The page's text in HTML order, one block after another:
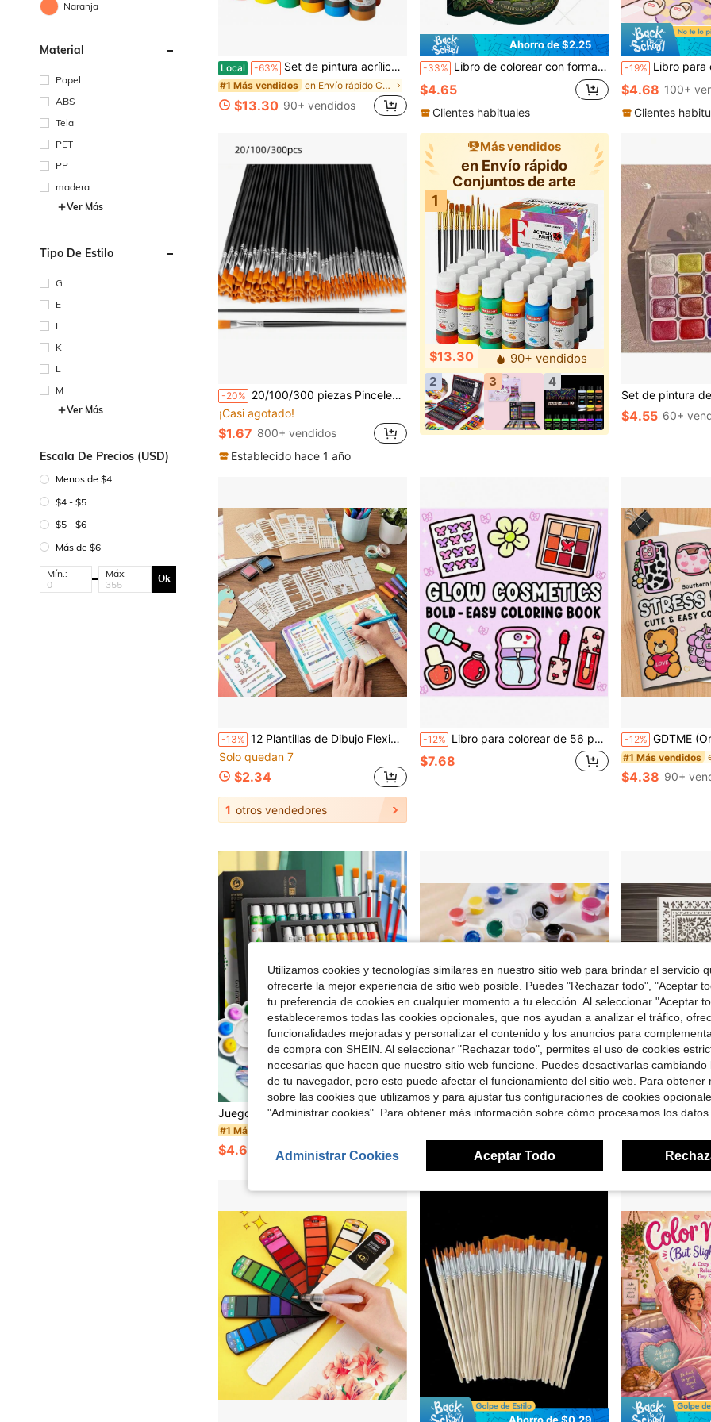
Naranja
Material
Papel
ABS
Tela
PET
PP
madera
Ver Más
Tipo De Estilo
G
E
I
K
L
M
Ver Más
Escala De Precios (USD)
Menos de $4
$4 - $5
$5 - $6
Más de $6
Mín.: Máx: Ok
Local -63% Set de pintura acrílica Fantastory (24 x 2 Oz) con 12 pinceles - Pinturas acrílicas navideñas resistentes a la decoloración e impermeables para vidrio, lienzo, madera, cerámica, maquetas - Ideal para principiantes, estudiantes de arte, artistas aficionados, vuelta al cole, útiles escolares
#1 Más vendidos en Envío rápido Conjuntos de arte
$13.30 90+ vendidos
Ahorro de $2.25
-33% Libro de colorear con formas de Jardín Secreto para adultos, adolescentes y niños, con motivos florales botánicos vintage, páginas de colorear con impresión grande y fácil, libro de dibujo portátil para viajes, alivio del estrés y mindfulness, actividad artística relajante, regalo ideal para cumpleaños, Día de la Madre, vacaciones y regreso a clases
$4.65
Clientes habituales
-19% Libro para colorear DIARIOS FEMENINOS para adultos y adolescentes, diseños grandes, minimalistas y fáciles para ayudarte a relajarte, incluye patrones cómodos
$4.68 100+
Clientes
-20% 20/100/300 piezas Pinceles de pintura de nailon negro con punta plana y redonda, juego profesional de pinceles de pintura acrílica para pintura al óleo, acuarela, artista de rostro, ideal para artistas y aficionados. Perfecto para pintura acrílica, pintura al óleo, acuarela, lienzo, arte de rocas y arte de uñas.
¡Casi agotado!
$1.67 800+ vendidos
Establecido hace 1 año
Más vendidos
en Envío rápido
Conjuntos de arte
1
$13.30
90+ vendidos
2
3 4
$4.55 60+
-13% 12 Plantillas de Dibujo Flexibles, Plantillas de Cuadrícula Reutilizables, Perfectas para Cuadernos, Notas Creativas, Hacer Listas, Planificadores Diarios, Calendarios y Recambios de Carpetas. Herramienta Esencial para Notas Escritas a Mano.
Solo quedan 7
$2.34
1 otros vendedores
-12% Libro para colorear de 56 páginas para adultos y niños, con diseños audaces y sencillos, perfecto para relajarse, incluye maquillaje, cosméticos y cuidado de la piel (Colorear audaz y sencillo), actividad de manualidades para colorear, patrones exquisitos y líneas claras, de vuelta a la escuela, útiles escolares.
$7.68
-12% GDTME (Original, Papel grueso mejorado, 120g Páginas interiores gruesas, Versión 2025, 7.9*7.9 pulgadas, 24 Páginas, Impresión de un solo
#1 Más vendidos
$4.38 90+
Juego de Pintura Acrílica de 24/18/12 Colores 5ML, Pintura Acrílica de 24 Colores, No se Desvanece, Pigmento Rico, Adecuado para Principiantes, Estudiantes, Adultos, Artistas, Aplicable a Artesanías en Lienzo, Pintura en Madera, Artesanías en Vidrio, Pared, Pintura en Ropa, Temporada de Regreso a la Escuela
#1 Más vendidos
$4.69 200+ vendidos
-16% Juego de 12 colores de pintura acrílica (incluye 2 pinceles) - Pintura acuarela, pintura en piedras DIY, pintura en cerámica, adecuado para manualidades, juguetes, decoraciones, artículos para el hogar, útiles escolares
$3.10
-12% Plantilla de borde de damasco floral, patrón de marco decorativo vintage, reutilizable,
Ahorro de $0.29
Utilizamos cookies y tecnologías similares en nuestro sitio web para brindar el servicio
ofrecerte la mejor experiencia de sitio web posible. Puedes "Rechazar todo", "Aceptar
tu preferencia de cookies en cualquier momento a tu elección. Al seleccionar "Aceptar
estableceremos todas las cookies opcionales, que nos ayudan a analizar el tráfico,
funcionalidades mejoradas y personalizar el contenido y los anuncios para
de compra con SHEIN. Al seleccionar "Rechazar todo", permites el uso de cookies
necesarias que hacen que nuestro sitio web funcione. Puedes desactivarlas cambiando
de tu navegador, pero esto puede afectar el funcionamiento del sitio web. Para obtener
sobre las cookies que utilizamos y para ajustar tus configuraciones de cookies
"Administrar cookies". Para obtener más información sobre cómo procesamos los datos
Administrar Cookies Aceptar Todo